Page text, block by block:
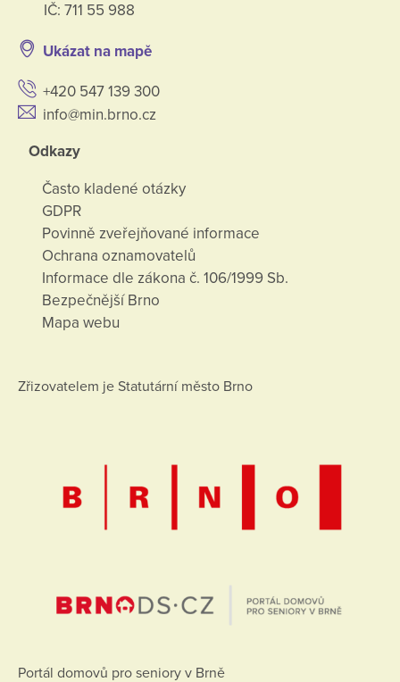
IČ: 711 55 988
Ukázat na mapě
+420 547 139 300
info@min.brno.cz
Odkazy
Často kladené otázky
GDPR
Povinně zveřejňované informace
Ochrana oznamovatelů
Informace dle zákona č. 106/1999 Sb.
Bezpečnější Brno
Mapa webu
Zřizovatelem je Statutární město Brno
Portál domovů pro seniory v Brně